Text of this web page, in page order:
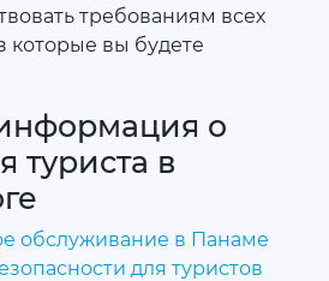
требованиям всех
которые вы будете
о
туриста в
обслуживание в Панаме
для туристов